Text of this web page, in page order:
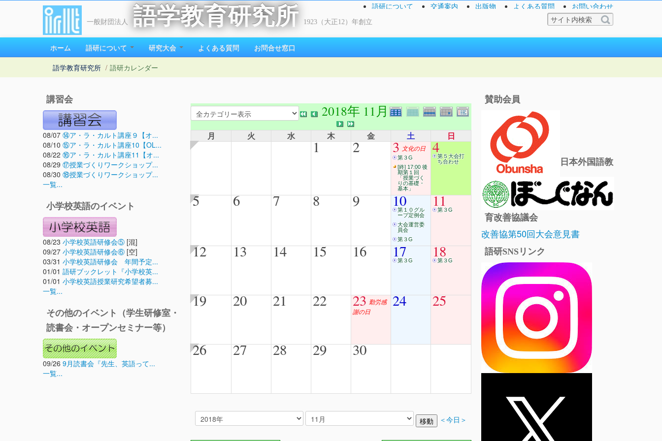
一般財団法人 語学教育研究所 1923（大正12）年創立
語研について 交通案内 出版物 よくある質問 お問い合わせ
ホーム 語研について 研究大会 よくある質問 お問合せ窓口
語学教育研究所 / 語研カレンダー
講習会
08/07 ⑭ア・ラ・カルト講座９【オ...
08/10 ⑮ア・ラ・カルト講座10【OL...
08/22 ⑯ア・ラ・カルト講座11【オ...
08/29 ⑰授業づくりワークショップ...
08/30 ⑱授業づくりワークショップ...
一覧...
小学校英語のイベント
08/23 小学校英語研修会⑤ [混]
09/27 小学校英語研修会⑥ [空]
03/31 小学校英語研修会 年間予定...
01/01 語研ブックレット『小学校英...
01/01 小学校英語授業研究希望者募...
一覧...
その他のイベント（学生研修室・
読書会・オープンセミナー等）
09/26 9月読書会『先生、英語って...
一覧...
2018年 11月
月 火 水 木 金 土 日
1 2 3 文化の日
第３G
[終] 17:00 後
期第１回
「授業づく
りの基礎・
基本」
4第５大会打
ち合わせ
5 6 7 8 9 10
第１０グル
ープ定例会
大会運営委
員会
第３G
11
第３G
12 13 14 15 16 17
第３G 18
第３G
19 20 21 22 23 勤労感
謝の日
24 25
26 27 28 29 30
＜今日＞
賛助会員
日本外国語教
育改善協議会
改善協第50回大会意見書
語研SNSリンク